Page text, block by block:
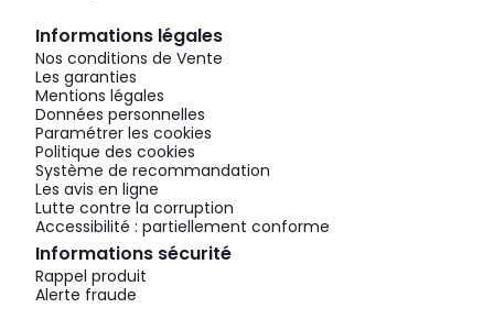
Informations légales
Nos conditions de Vente
Les garanties
Mentions légales
Données personnelles
Paramétrer les cookies
Politique des cookies
Système de recommandation
Les avis en ligne
Lutte contre la corruption
Accessibilité : partiellement conforme
Informations sécurité
Rappel produit
Alerte fraude